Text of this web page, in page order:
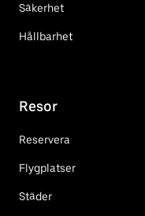
Säkerhet
Hållbarhet
Resor
Reservera
Flygplatser
Städer